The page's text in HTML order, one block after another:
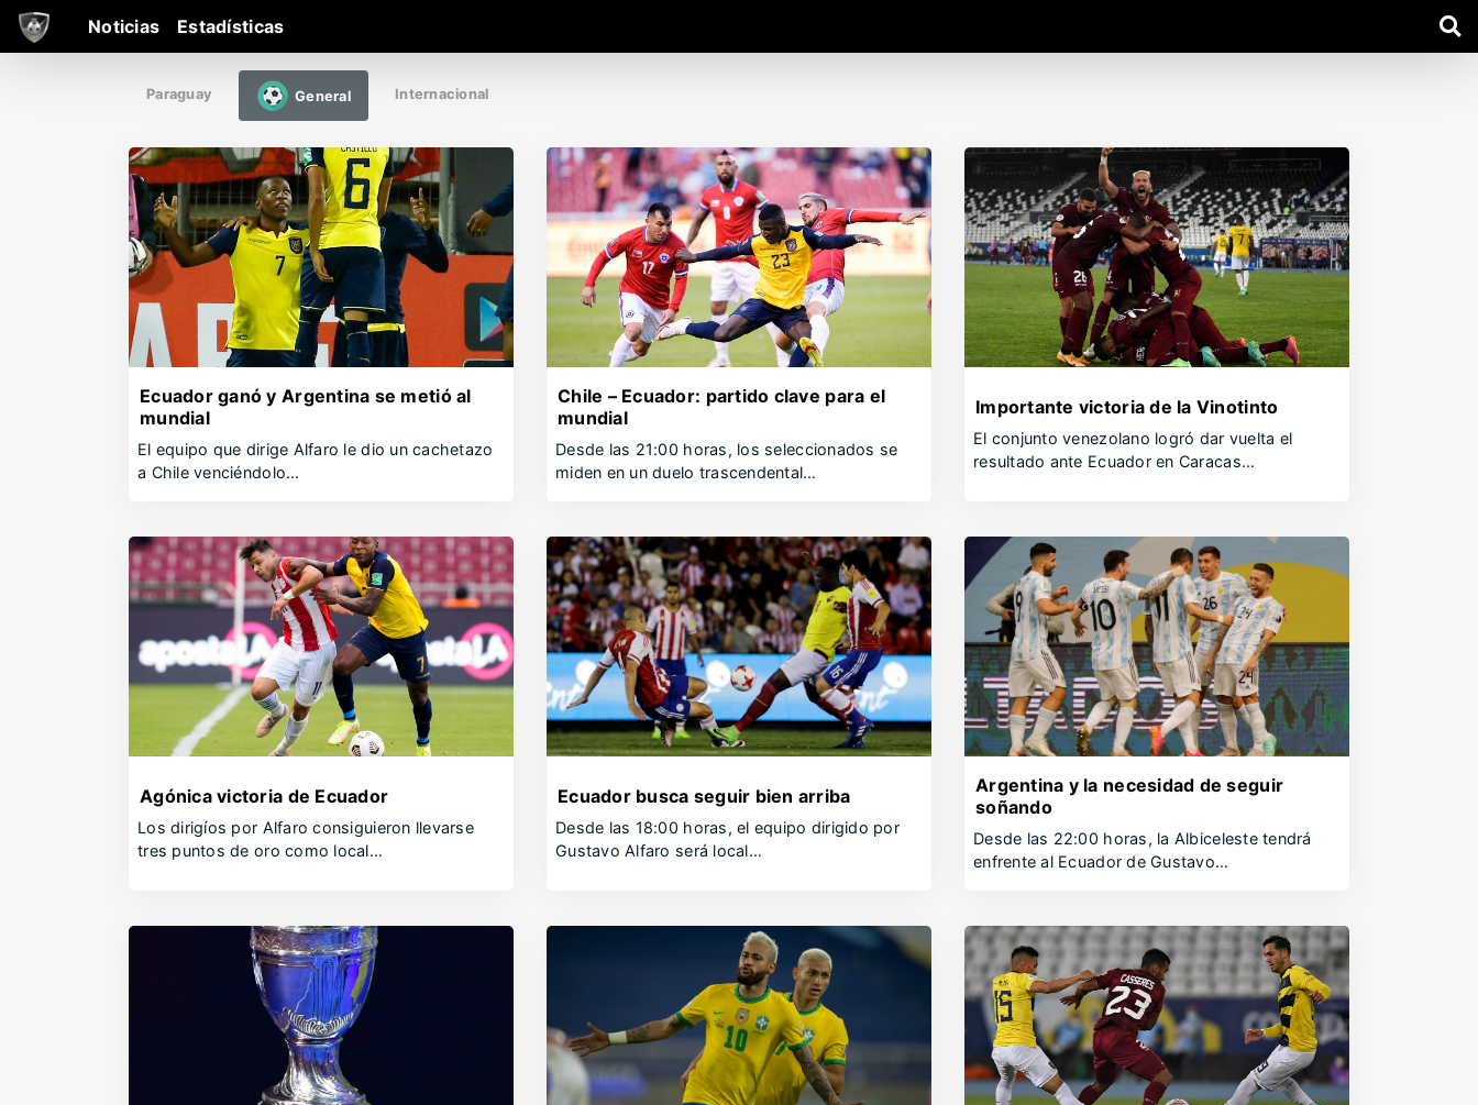
Noticias Estadísticas
Paraguay General Internacional
Ecuador ganó y Argentina se metió al
mundial
El equipo que dirige Alfaro le dio un cachetazo
a Chile venciéndolo…
Chile – Ecuador: partido clave para el
mundial
Desde las 21:00 horas, los seleccionados se
miden en un duelo trascendental…
Importante victoria de la Vinotinto
El conjunto venezolano logró dar vuelta el
resultado ante Ecuador en Caracas…
Agónica victoria de Ecuador
Los dirigíos por Alfaro consiguieron llevarse
tres puntos de oro como local…
Ecuador busca seguir bien arriba
Desde las 18:00 horas, el equipo dirigido por
Gustavo Alfaro será local…
Argentina y la necesidad de seguir
soñando
Desde las 22:00 horas, la Albiceleste tendrá
enfrente al Ecuador de Gustavo…